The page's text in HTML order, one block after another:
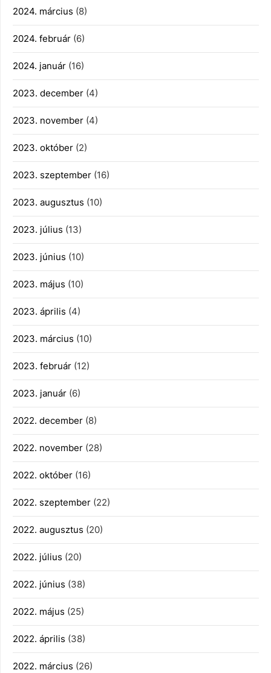
2024. március (8)
2024. február (6)
2024. január (16)
2023. december (4)
2023. november (4)
2023. október (2)
2023. szeptember (16)
2023. augusztus (10)
2023. július (13)
2023. június (10)
2023. május (10)
2023. április (4)
2023. március (10)
2023. február (12)
2023. január (6)
2022. december (8)
2022. november (28)
2022. október (16)
2022. szeptember (22)
2022. augusztus (20)
2022. július (20)
2022. június (38)
2022. május (25)
2022. április (38)
2022. március (26)